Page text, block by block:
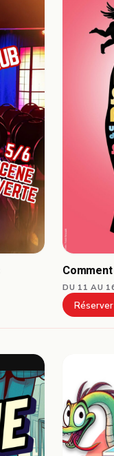
DU 11 AU
Réserver